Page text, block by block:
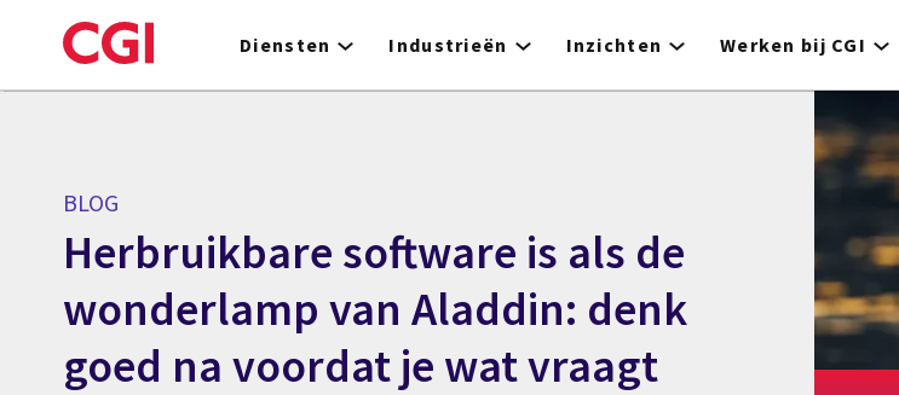
to
Diensten Industrieën Inzichten Werken bij CGI
BLOG
Herbruikbare software is als de
wonderlamp van Aladdin: denk
goed na voordat je wat vraagt